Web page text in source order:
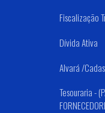
Fiscalização
Dívida Ativa
Alvará /
Tesouraria -